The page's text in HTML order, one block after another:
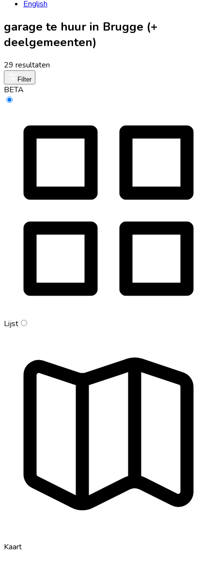
English
garage te huur in Brugge (+
deelgemeenten)
29 resultaten
Filter
BETA
Lijst
Kaart